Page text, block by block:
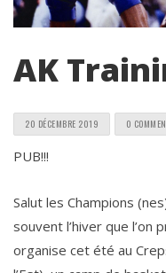
AK
20 DÉCEMBRE 2019 0
PUB!!!
Salut les Champions
souvent l’hiver que l’on
organise cet été au